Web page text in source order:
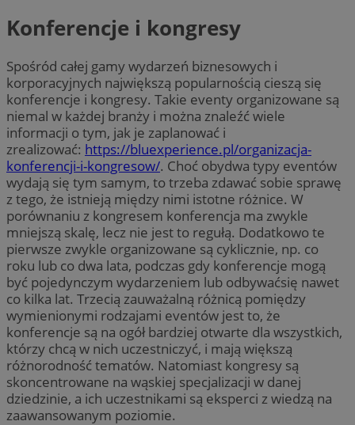
Konferencje i kongresy
Spośród całej gamy wydarzeń biznesowych i
korporacyjnych największą popularnością cieszą się
konferencje i kongresy. Takie eventy organizowane są
niemal w każdej branży i można znaleźć wiele
informacji o tym, jak je zaplanować i
zrealizować: https://bluexperience.pl/organizacja-
konferencji-i-kongresow/. Choć obydwa typy eventów
wydają się tym samym, to trzeba zdawać sobie sprawę
z tego, że istnieją między nimi istotne różnice. W
porównaniu z kongresem konferencja ma zwykle
mniejszą skalę, lecz nie jest to regułą. Dodatkowo te
pierwsze zwykle organizowane są cyklicznie, np. co
roku lub co dwa lata, podczas gdy konferencje mogą
być pojedynczym wydarzeniem lub odbywaćsię nawet
co kilka lat. Trzecią zauważalną różnicą pomiędzy
wymienionymi rodzajami eventów jest to, że
konferencje są na ogół bardziej otwarte dla wszystkich,
którzy chcą w nich uczestniczyć, i mają większą
różnorodność tematów. Natomiast kongresy są
skoncentrowane na wąskiej specjalizacji w danej
dziedzinie, a ich uczestnikami są eksperci z wiedzą na
zaawansowanym poziomie.